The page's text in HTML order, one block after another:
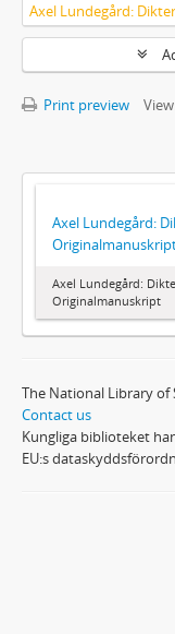
Print preview
Axel Lundegård:
Axel Lundegård:
Originalmanuskript
The National Library of
Contact us
Kungliga biblioteket
EU:s